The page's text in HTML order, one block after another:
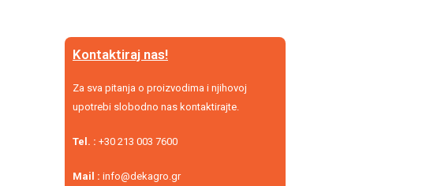
Kontaktiraj nas!
Za sva pitanja o proizvodima i njihovoj
upotrebi slobodno nas kontaktirajte.
Tel. : +30 213 003 7600
Mail : info@dekagro.gr